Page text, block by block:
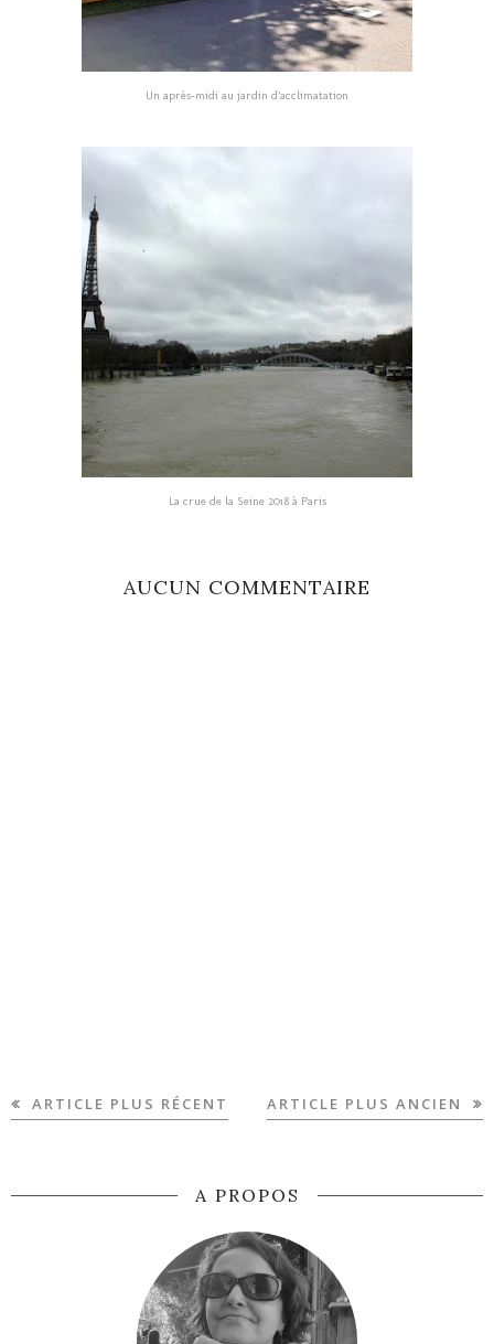
Un après-midi au jardin d’acclimatation
La crue de la Seine 2018 à Paris
AUCUN COMMENTAIRE
ARTICLE PLUS RÉCENT ARTICLE PLUS ANCIEN
A PROPOS